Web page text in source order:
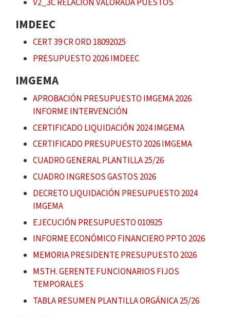
V2_3C RELACIÓN VALORADA PUESTOS
IMDEEC
CERT 39 CR ORD 18092025
PRESUPUESTO 2026 IMDEEC
IMGEMA
APROBACIÓN PRESUPUESTO IMGEMA 2026
INFORME INTERVENCIÓN
CERTIFICADO LIQUIDACIÓN 2024 IMGEMA
CERTIFICADO PRESUPUESTO 2026 IMGEMA
CUADRO GENERAL PLANTILLA 25/26
CUADRO INGRESOS GASTOS 2026
DECRETO LIQUIDACIÓN PRESUPUESTO 2024
IMGEMA
EJECUCIÓN PRESUPUESTO 010925
INFORME ECONÓMICO FINANCIERO PPTO 2026
MEMORIA PRESIDENTE PRESUPUESTO 2026
MSTH. GERENTE FUNCIONARIOS FIJOS
TEMPORALES
TABLA RESUMEN PLANTILLA ORGÁNICA 25/26